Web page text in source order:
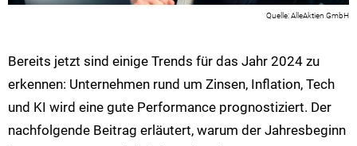
AlleAktien GmbH
Bereits jetzt sind einige Trends für das Jahr 2024 zu
erkennen: Unternehmen rund um Zinsen, Inflation, Tech
und KI wird eine gute Performance prognostiziert. Der
nachfolgende Beitrag erläutert, warum der Jahresbeginn